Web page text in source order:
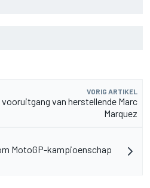
VORIG ARTIKEL
van herstellende Marc
Marquez
MotoGP-kampioenschap